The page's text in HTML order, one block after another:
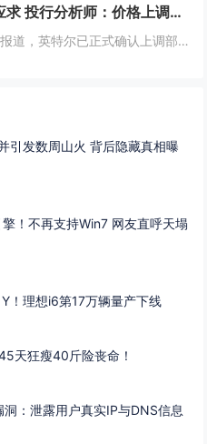
英特尔服务器CPU供不应求 投行分析师：价格上调也不会对需求造成影响
快科技7月9日消息，据媒体报道，英特尔已正式确认上调部分消费级与服务器CPU价格，涨幅因产品线而异。消费级处理器涨价幅度在30至50美元之间，而数据中心级产品则高达数百甚至上千美元。官方解释称，此次调价主要受供应链成本上升及需求持续超过供应...
引发数周山火 背后隐藏真相曝
！不再支持Win7 网友直呼天塌
！理想i6第17万辆量产下线
天狂瘦40斤险丧命！
：泄露用户真实IP与DNS信息